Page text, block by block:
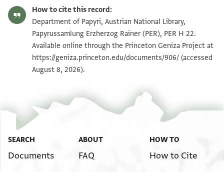
Gershon Weiss, "Legal Documents Written by the Court Clerk
Halfon Ben Manasse (Dated 1100-1138)" (PhD diss., n.p., 1970).
שהדותא דהות באנפנא אנן שהדי דחתמות ידנא לתחתא
כן הוה חצר אלינא מן טאלבנא אלדכול עלי מרור יהושוע
פדכלנא אליה פאלפינאה מלקא עלי פראשה וחסה חאצר
ודהנה
ואפר ולסאנה וכלאמה מסתקימאן פי פמה והו עארפא במא
יקול ובמא יקאל ובמא יאכד ויעטי כסאיר אלנאס
אלמחצרפין
How to cite this record:
Department of Papyri, Austrian National Library,
Papyrussamlung Erzherzog Rainer (PER), PER H 22.
Available online through the Princeton Geniza Project at
https://geniza.princeton.edu/documents/906/ (accessed
August 8, 2026).
SEARCH
Documents
ABOUT
FAQ
HOW TO
How to Cite